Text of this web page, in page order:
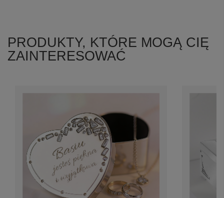
PRODUKTY, KTÓRE MOGĄ CIĘ
ZAINTERESOWAĆ